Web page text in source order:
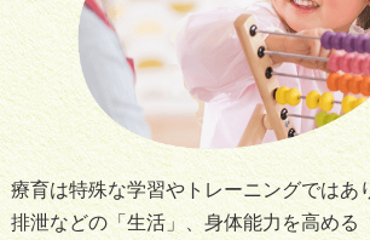
療育は特殊な学習やトレーニングではあ
排泄などの「生活」、身体能力を高める